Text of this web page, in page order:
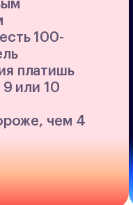
100-
платишь
или 10
чем 4